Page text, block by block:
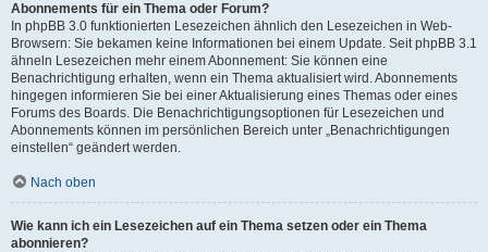
Abonnements für ein Thema oder Forum?
In phpBB 3.0 funktionierten Lesezeichen ähnlich den Lesezeichen in Web-
Browsern: Sie bekamen keine Informationen bei einem Update. Seit phpBB 3.1
ähneln Lesezeichen mehr einem Abonnement: Sie können eine
Benachrichtigung erhalten, wenn ein Thema aktualisiert wird. Abonnements
hingegen informieren Sie bei einer Aktualisierung eines Themas oder eines
Forums des Boards. Die Benachrichtigungsoptionen für Lesezeichen und
Abonnements können im persönlichen Bereich unter „Benachrichtigungen
einstellen“ geändert werden.
Nach oben
Wie kann ich ein Lesezeichen auf ein Thema setzen oder ein Thema
abonnieren?